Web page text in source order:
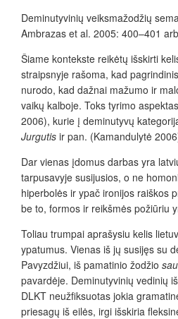
Deminutyvinių veiksmažodžių
Ambrazas et al. 2005: 400–401
Šiame kontekste reikėtų išskirti
straipsnyje rašoma, kad
nurodo, kad dažnai mažumo ir
vaikų kalboje. Toks tyrimo
2006), kurie į deminutyvų
Jurgutis ir pan. (Kamandulytė
Dar vienas įdomus darbas yra
tarpusavyje susijusios, o ne
hiperbolės ir ypač ironijos raiškos
be to, formos ir reikšmės požiūriu
Toliau trumpai aprašysiu kelis
ypatumus. Vienas iš jų susijęs su
Pavyzdžiui, iš pamatinio žodžio
pavardėje. Deminutyvinių vedinių
DLKT neužfiksuotas jokia
priesagų iš eilės, irgi išskiria